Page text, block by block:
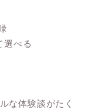
選べる
な体験談がたく